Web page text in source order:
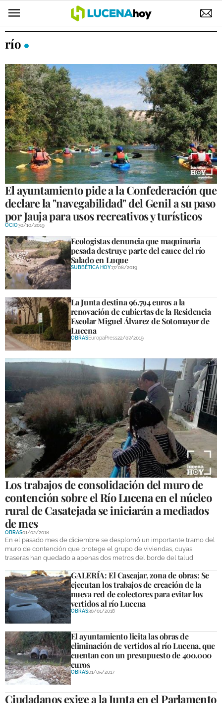
POLÍTICA
ELECCIONES
SUCESOS
ECONOMÍA
DESARROLLO LOCAL
LUCENA EMPRESAS
OCIO
COFRADÍAS
COMPETICIONES
DEPORTE BASE
OPINIÓN
VENTANA CIUDADANA
CÓRDOBA
SUBBÉTICA HOY
SALUD
OBRAS
NECROLÓGICAS
GALERÍAS
río
El ayuntamiento pide a la Confederación que
declare la "navegabilidad" del Genil a su paso
por Jauja para usos recreativos y turísticos
OCIO30/10/2019
Ecologistas denuncia que maquinaria
pesada destruye parte del cauce del río
Salado en Luque
SUBBÉTICA HOY17/08/2019
La Junta destina 96.794 euros a la
renovación de cubiertas de la Residencia
Escolar Miguel Álvarez de Sotomayor de
Lucena
OBRASEuropaPress22/07/2019
Los trabajos de consolidación del muro de
contención sobre el Río Lucena en el núcleo
rural de Casatejada se iniciarán a mediados
de mes
OBRAS01/02/2018
En el pasado mes de diciembre se desplomó un importante tramo del
muro de contención que protege el grupo de viviendas, cuyas
traseras han quedado a apenas dos metros del borde del talud
GALERÍA: El Cascajar, zona de obras: Se
ejecutan los trabajos de creación de la
nueva red de colectores para evitar los
vertidos al río Lucena
OBRAS30/01/2018
El ayuntamiento licita las obras de
eliminación de vertidos al río Lucena, que
cuentan con un presupuesto de 400.000
euros
OBRAS01/05/2017
Ciudadanos exige a la Junta en el Parlamento